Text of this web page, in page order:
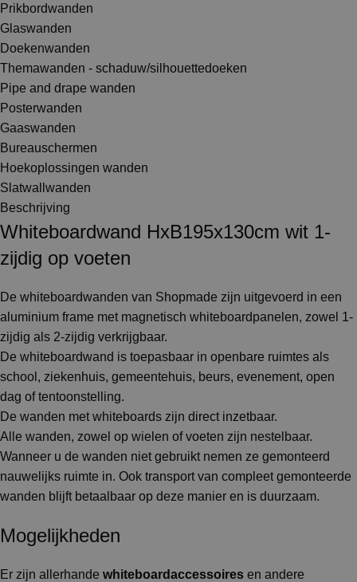
Prikbordwanden
Glaswanden
Doekenwanden
Themawanden - schaduw/silhouettedoeken
Pipe and drape wanden
Posterwanden
Gaaswanden
Bureauschermen
Hoekoplossingen wanden
Slatwallwanden
Beschrijving
Whiteboardwand HxB195x130cm wit 1-
zijdig op voeten
De whiteboardwanden van Shopmade zijn uitgevoerd in een
aluminium frame met magnetisch whiteboardpanelen, zowel 1-
zijdig als 2-zijdig verkrijgbaar.
De whiteboardwand is toepasbaar in openbare ruimtes als
school, ziekenhuis, gemeentehuis, beurs, evenement, open
dag of tentoonstelling.
De wanden met whiteboards zijn direct inzetbaar.
Alle wanden, zowel op wielen of voeten zijn nestelbaar.
Wanneer u de wanden niet gebruikt nemen ze gemonteerd
nauwelijks ruimte in. Ook transport van compleet gemonteerde
wanden blijft betaalbaar op deze manier en is duurzaam.
Mogelijkheden
Er zijn allerhande whiteboardaccessoires en andere